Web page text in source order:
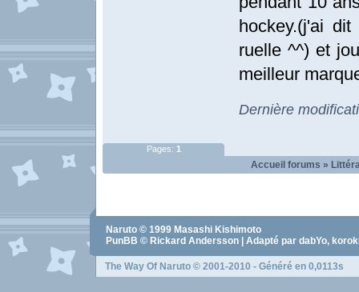
hockey.(j'ai
ruelle ^^) et
meilleur
Dernière
Pages: 1
Accueil forums »
Naruto © 1999 Masashi Kishimoto
PunBB © Rickard Andersson | Adapté par dabYo,
The Way Of Naruto © 2001-2010 - Généré en 0,0113s